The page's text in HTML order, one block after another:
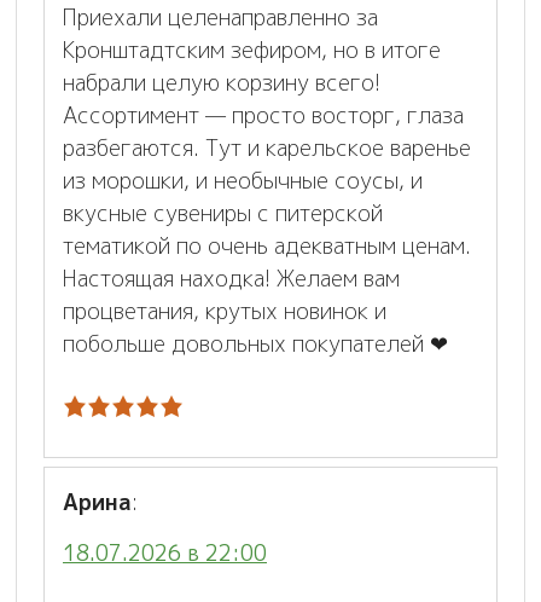
Приехали целенаправленно за
Кронштадтским зефиром, но в итоге
набрали целую корзину всего!
Ассортимент — просто восторг, глаза
разбегаются. Тут и карельское варенье
из морошки, и необычные соусы, и
вкусные сувениры с питерской
тематикой по очень адекватным ценам.
Настоящая находка! Желаем вам
процветания, крутых новинок и
побольше довольных покупателей ❤
Арина:
18.07.2026 в 22:00